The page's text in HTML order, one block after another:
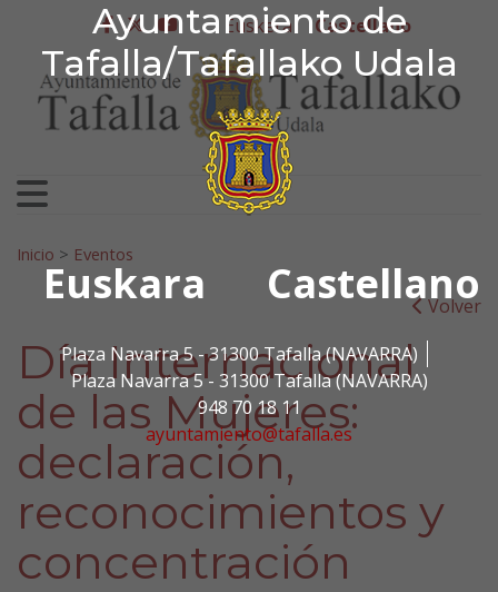
Ayuntamiento de
Tafalla/Tafallako Udala
Euskara Castellano
Plaza Navarra 5 - 31300 Tafalla (NAVARRA)
Plaza Navarra 5 - 31300 Tafalla (NAVARRA)
948 70 18 11
ayuntamiento@tafalla.es
Ir al contenido
Ayuntamiento de
facebook
twitter
youtube
Euskera Castellano
Search for:
Inicio > Eventos
Volver
Día Internacional
de las Mujeres:
declaración,
reconocimientos y
concentración